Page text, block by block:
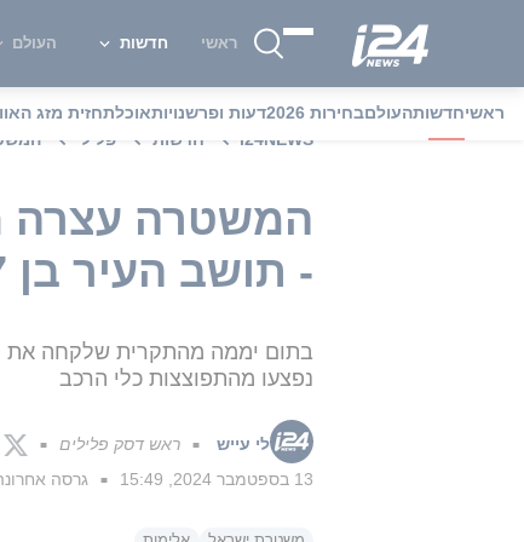
ראשי חדשות העולם
ראשיחדשותהעולםבחירות 2026 דעות ופרשנויותאוכלתחזית מזג
i24NEWS
חדשות פלילי
המשטרה עצרה
- תושב העיר בן 17
נפצעו מהתפוצצות כלי הרכב
לי עייש ■ ראש דסק פלילים ■
13 בספטמבר 2024, 15:49
■ גרסה